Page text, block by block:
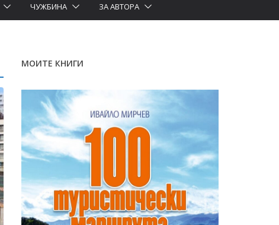
ЧУЖБИНА ЗА АВТОРА
МОИТЕ КНИГИ